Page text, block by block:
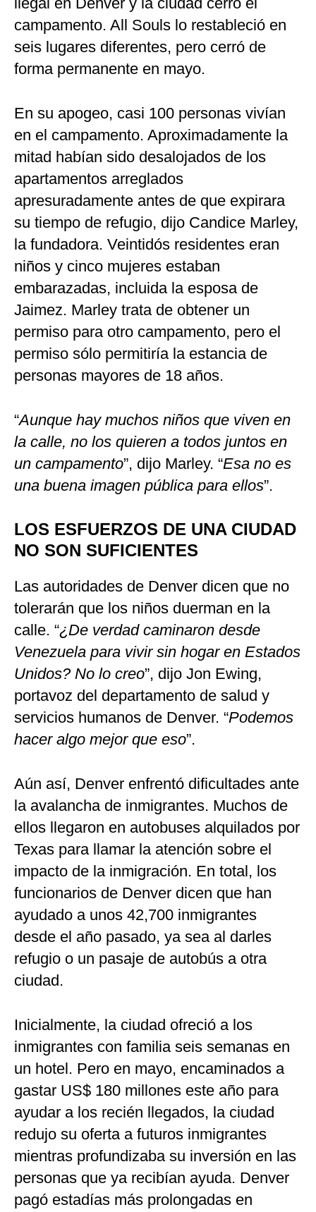
campamento. All Souls lo restableció en
seis lugares diferentes, pero cerró de
forma permanente en mayo.
En su apogeo, casi 100 personas vivían
en el campamento. Aproximadamente la
mitad habían sido desalojados de los
apartamentos arreglados
apresuradamente antes de que expirara
su tiempo de refugio, dijo Candice Marley,
la fundadora. Veintidós residentes eran
niños y cinco mujeres estaban
embarazadas, incluida la esposa de
Jaimez. Marley trata de obtener un
permiso para otro campamento, pero el
permiso sólo permitiría la estancia de
personas mayores de 18 años.
“Aunque hay muchos niños que viven en
la calle, no los quieren a todos juntos en
un campamento”, dijo Marley. “Esa no es
una buena imagen pública para ellos”.
LOS ESFUERZOS DE UNA CIUDAD
NO SON SUFICIENTES
Las autoridades de Denver dicen que no
tolerarán que los niños duerman en la
calle. “¿De verdad caminaron desde
Venezuela para vivir sin hogar en Estados
Unidos? No lo creo”, dijo Jon Ewing,
portavoz del departamento de salud y
servicios humanos de Denver. “Podemos
hacer algo mejor que eso”.
Aún así, Denver enfrentó dificultades ante
la avalancha de inmigrantes. Muchos de
ellos llegaron en autobuses alquilados por
Texas para llamar la atención sobre el
impacto de la inmigración. En total, los
funcionarios de Denver dicen que han
ayudado a unos 42,700 inmigrantes
desde el año pasado, ya sea al darles
refugio o un pasaje de autobús a otra
ciudad.
Inicialmente, la ciudad ofreció a los
inmigrantes con familia seis semanas en
un hotel. Pero en mayo, encaminados a
gastar US$ 180 millones este año para
ayudar a los recién llegados, la ciudad
redujo su oferta a futuros inmigrantes
mientras profundizaba su inversión en las
personas que ya recibían ayuda. Denver
pagó estadías más prolongadas en